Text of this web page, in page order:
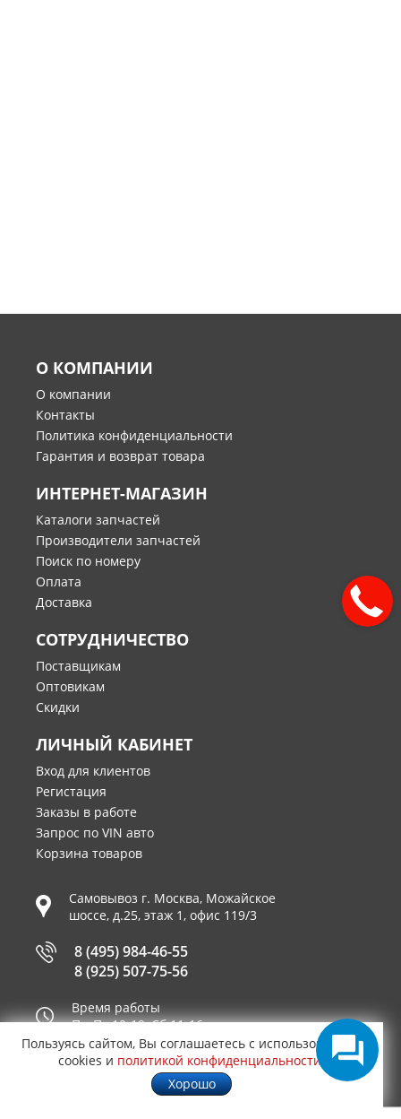
О КОМПАНИИ
О компании
Контакты
Политика конфиденциальности
Гарантия и возврат товара
ИНТЕРНЕТ-МАГАЗИН
Каталоги запчастей
Производители запчастей
Поиск по номеру
Оплата
Доставка
СОТРУДНИЧЕСТВО
Поставщикам
Оптовикам
Скидки
ЛИЧНЫЙ КАБИНЕТ
Вход для клиентов
Регистация
Заказы в работе
Запрос по VIN авто
Корзина товаров
Самовывоз г. Москва, Можайское
шоссе, д.25, этаж 1, офис 119/3
8 (495) 984-46-55
8 (925) 507-75-56
Время работы
Пн-Пт 10-19, Сб 11-16
Принимаем к оплате
Пользуясь сайтом, Вы соглашаетесь с использованием
cookies и политикой конфиденциальности
Хорошо